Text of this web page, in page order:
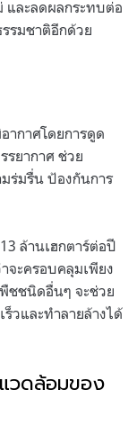
ละลดผลกระทบต่อ
รมชาติอีกด้วย
ากาศโดยการดูด
ยากาศ ช่วย
ร่มรื่น ป้องกันการ
ล้านเฮกตาร์ต่อปี
จะครอบคลุมเพียง
ชชนิดอื่นๆ จะช่วย
วและทำลายล้างได้
วดล้อมของ